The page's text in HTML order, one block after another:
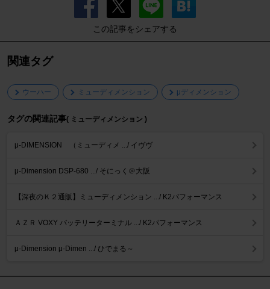
この記事をシェアする
関連タグ
ウーハー ミューディメンション μディメンション
タグの関連記事( ミューディメンション )
μ-DIMENSION （ミューディメ .../ イヴヴ
μ-Dimension DSP-680 .../ そにっく＠大阪
【深夜のＫ２通販】ミューディメンション .../ K2パフォーマンス
ＡＺＲ VOXY バッテリーターミナル .../ K2パフォーマンス
μ-Dimension μ-Dimen .../ ひでまる～